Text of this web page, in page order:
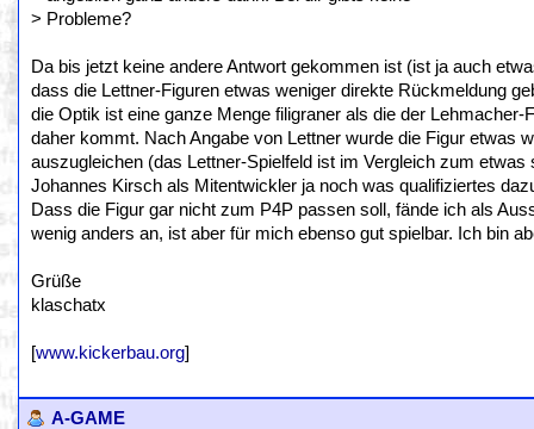
> Probleme?
Da bis jetzt keine andere Antwort gekommen ist (ist ja auch
dass die Lettner-Figuren etwas weniger direkte Rückmeldung
die Optik ist eine ganze Menge filigraner als die der
daher kommt. Nach Angabe von Lettner wurde die Figur etwas
auszugleichen (das Lettner-Spielfeld ist im Vergleich zum
Johannes Kirsch als Mitentwickler ja noch was qualifiziertes
Dass die Figur gar nicht zum P4P passen soll, fände ich als
wenig anders an, ist aber für mich ebenso gut spielbar. Ich bin
Grüße
klaschatx
[www.kickerbau.org]
A-GAME